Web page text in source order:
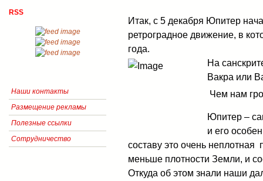
Итак, с 5 декабря Юпитер
ретроградное движение, в
года.
На
Вакра или
Чем нам
Юпитер –
и его
составу это очень неплотная
меньше плотности Земли, и
Откуда об этом знали наши
RSS
Наши контакты
Размещение рекламы
Полезные ссылки
Сотрудничество